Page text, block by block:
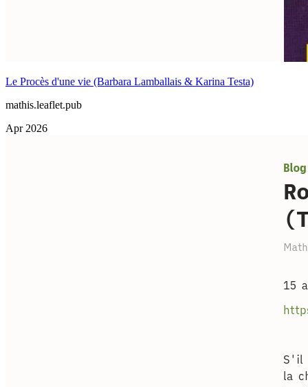
Le Procès d'une vie (Barbara Lamballais & Karina Testa)
mathis.leaflet.pub
Apr 2026